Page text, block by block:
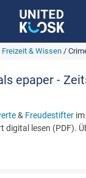
Freizeit & Wissen/
epaper -
& Freudestifter
digital lesen (PDF).